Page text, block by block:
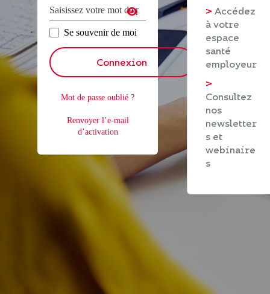
Se souvenir de moi
Connexion
Mot de passe oublié ?
Renvoyer l’e-mail
d’activation
> Accédez
à votre
espace
santé
employeur
>
Consultez
nos
newsletter
s et
webinaire
s